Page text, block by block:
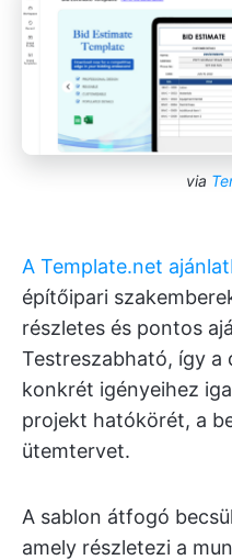
via
A Template.net
építőipari
részletes és pontos
Testreszabható, így
konkrét igényeihez
projekt hatókörét, a
ütemtervet.
A sablon átfogó
amely részletezi a